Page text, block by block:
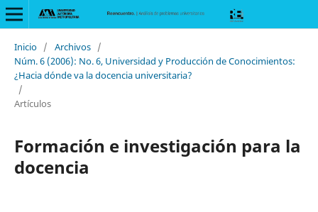
Inicio / Archivos /
Núm. 6 (2006): No. 6, Universidad y Producción de Conocimientos:
¿Hacia dónde va la docencia universitaria?
/
Artículos
Formación e investigación para la
docencia